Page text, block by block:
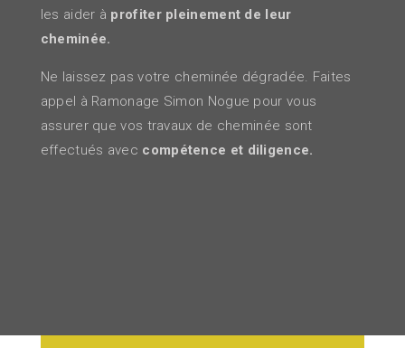
les aider à profiter pleinement de leur
cheminée.
Ne laissez pas votre cheminée dégradée. Faites
appel à Ramonage Simon Nogue pour vous
assurer que vos travaux de cheminée sont
effectués avec compétence et diligence.